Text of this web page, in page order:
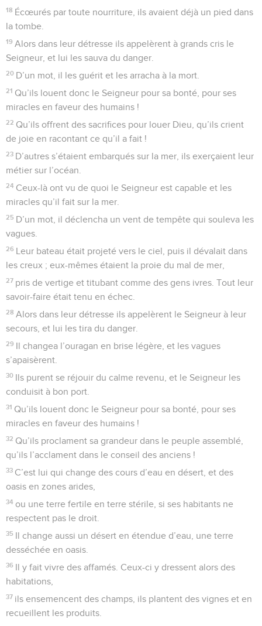
18 Écœurés par toute nourriture, ils avaient déjà un pied dans
la tombe.
19 Alors dans leur détresse ils appelèrent à grands cris le
Seigneur, et lui les sauva du danger.
20 D’un mot, il les guérit et les arracha à la mort.
21 Qu’ils louent donc le Seigneur pour sa bonté, pour ses
miracles en faveur des humains !
22 Qu’ils offrent des sacrifices pour louer Dieu, qu’ils crient
de joie en racontant ce qu’il a fait !
23 D’autres s’étaient embarqués sur la mer, ils exerçaient leur
métier sur l’océan.
24 Ceux-là ont vu de quoi le Seigneur est capable et les
miracles qu’il fait sur la mer.
25 D’un mot, il déclencha un vent de tempête qui souleva les
vagues.
26 Leur bateau était projeté vers le ciel, puis il dévalait dans
les creux ; eux-mêmes étaient la proie du mal de mer,
27 pris de vertige et titubant comme des gens ivres. Tout leur
savoir-faire était tenu en échec.
28 Alors dans leur détresse ils appelèrent le Seigneur à leur
secours, et lui les tira du danger.
29 Il changea l’ouragan en brise légère, et les vagues
s’apaisèrent.
30 Ils purent se réjouir du calme revenu, et le Seigneur les
conduisit à bon port.
31 Qu’ils louent donc le Seigneur pour sa bonté, pour ses
miracles en faveur des humains !
32 Qu’ils proclament sa grandeur dans le peuple assemblé,
qu’ils l’acclament dans le conseil des anciens !
33 C’est lui qui change des cours d’eau en désert, et des
oasis en zones arides,
34 ou une terre fertile en terre stérile, si ses habitants ne
respectent pas le droit.
35 Il change aussi un désert en étendue d’eau, une terre
desséchée en oasis.
36 Il y fait vivre des affamés. Ceux-ci y dressent alors des
habitations,
37 ils ensemencent des champs, ils plantent des vignes et en
recueillent les produits.